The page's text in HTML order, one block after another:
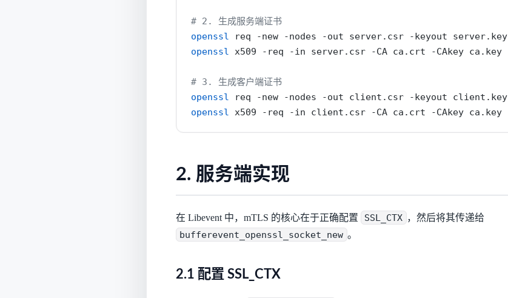
# 2. 生成服务端证书
openssl req -new -nodes -out server.csr -keyout server.key
openssl x509 -req -in server.csr -CA ca.crt -CAkey ca.key
# 3. 生成客户端证书
openssl req -new -nodes -out client.csr -keyout client.key
openssl x509 -req -in client.csr -CA ca.crt -CAkey ca.key
2. 服务端实现
在 Libevent 中，mTLS 的核心在于正确配置 SSL_CTX ，然后将其传递给
bufferevent_openssl_socket_new 。
2.1 配置 SSL_CTX